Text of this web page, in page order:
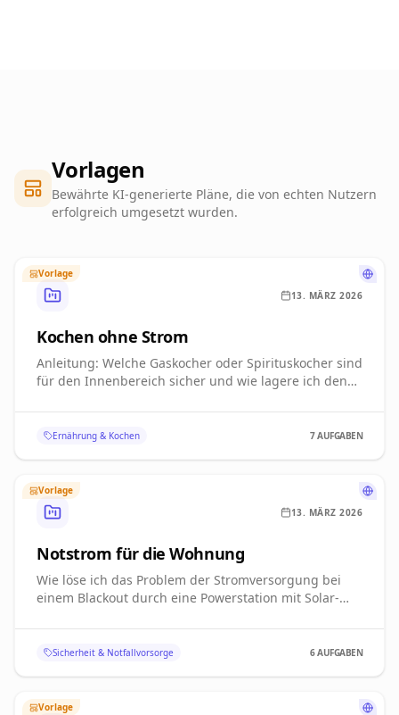
Bewährte KI-generierte Pläne, die von echten Nutzern
erfolgreich umgesetzt wurden.
Anleitung: Welche Gaskocher oder Spirituskocher sind
für den Innenbereich sicher und wie lagere ich den
Brennstoff?
Ernährung & Kochen 7AUFGABEN
Wie löse ich das Problem der Stromversorgung bei
einem Blackout durch eine Powerstation mit Solar-
Panel?
Sicherheit & Notfallvorsorge 6AUFGABEN